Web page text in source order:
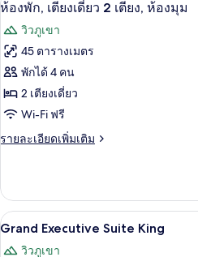
ห้อง
เตียง
เดี่ยว
เตียง
ภาพถ่าย
ทั้งหมด
ของ
ห้อง
พัก,
เตียง
2
เตียง,
ห้อง
6
ห้องพัก, เตียงเดี่ยว 2 เตียง, ห้องมุม
วิวภูเขา
45 ตารางเมตร
พักได้ 4 คน
2 เตียงเดี่ยว
Wi-Fi ฟรี
รายละเอียดเพิ่มเติม
ราย
เกี่ยว
กับ
ห้อง
เปิด
ภาพถ่าย
5
Grand Executive Suite King
วิวภูเขา